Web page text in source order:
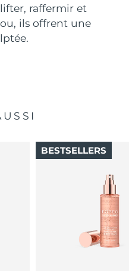
raffermir et
ils offrent une
BESTSELLERS